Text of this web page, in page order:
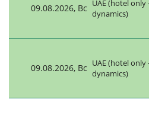
09.08.2026, Вс UAE (hotel only
dynamics)
09.08.2026, Вс UAE (hotel only
dynamics)